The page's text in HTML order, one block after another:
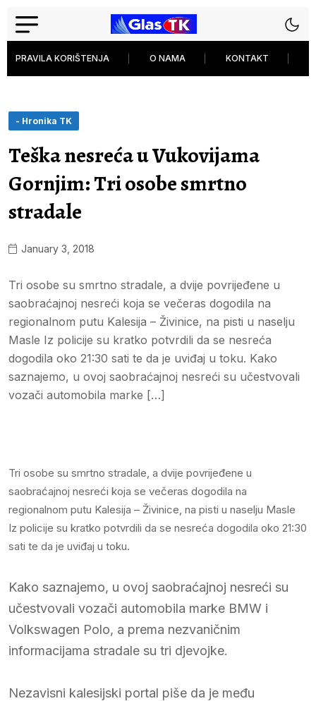
PRAVILA KORIŠTENJA O NAMA KONTAKT
- Hronika TK
Teška nesreća u Vukovijama
Gornjim: Tri osobe smrtno
stradale
January 3, 2018
Tri osobe su smrtno stradale, a dvije povrijeđene u
saobraćajnoj nesreći koja se večeras dogodila na
regionalnom putu Kalesija – Živinice, na pisti u naselju
Masle Iz policije su kratko potvrdili da se nesreća
dogodila oko 21:30 sati te da je uviđaj u toku. Kako
saznajemo, u ovoj saobraćajnoj nesreći su učestvovali
vozači automobila marke […]
Tri osobe su smrtno stradale, a dvije povrijeđene u
saobraćajnoj nesreći koja se večeras dogodila na
regionalnom putu Kalesija – Živinice, na pisti u naselju Masle
Iz policije su kratko potvrdili da se nesreća dogodila oko 21:30
sati te da je uviđaj u toku.
Kako saznajemo, u ovoj saobraćajnoj nesreći su
učestvovali vozači automobila marke BMW i
Volkswagen Polo, a prema nezvaničnim
informacijama stradale su tri djevojke.
Nezavisni kalesijski portal piše da je među